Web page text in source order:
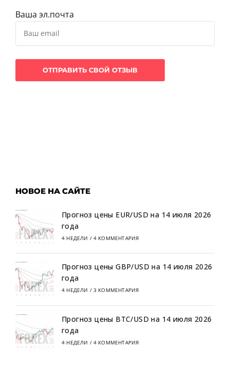
Ваша эл.почта
НОВОЕ НА САЙТЕ
Прогноз цены EUR/USD на 14 июля 2026
года
4 НЕДЕЛИ / 4 КОММЕНТАРИЯ
Прогноз цены GBP/USD на 14 июля 2026
года
4 НЕДЕЛИ / 3 КОММЕНТАРИЯ
Прогноз цены BTC/USD на 14 июля 2026
года
4 НЕДЕЛИ / 4 КОММЕНТАРИЯ